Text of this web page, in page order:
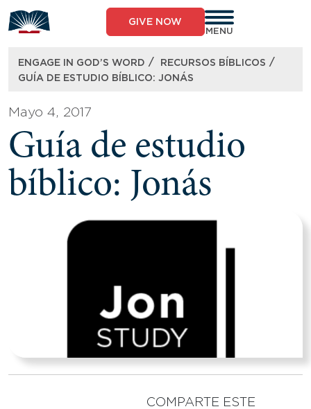
to
content
GIVE NOW
MENU
ENGAGE IN GOD’S WORD / RECURSOS BÍBLICOS​ /
GUÍA DE ESTUDIO BÍBLICO: JONÁS
Mayo 4, 2017
Guía de estudio
bíblico: Jonás
COMPARTE ESTE